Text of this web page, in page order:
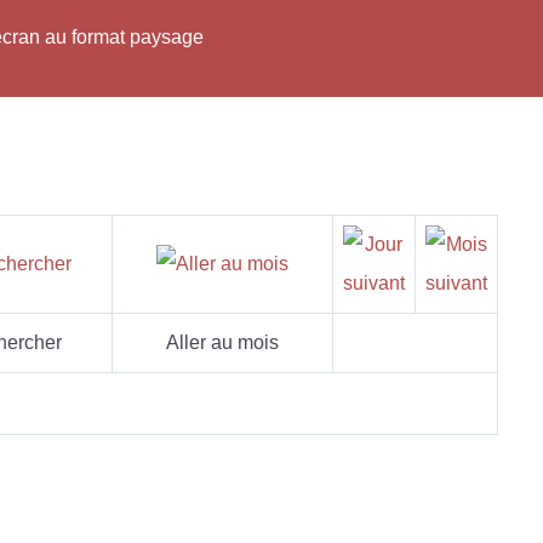
au format paysage
Aller au mois